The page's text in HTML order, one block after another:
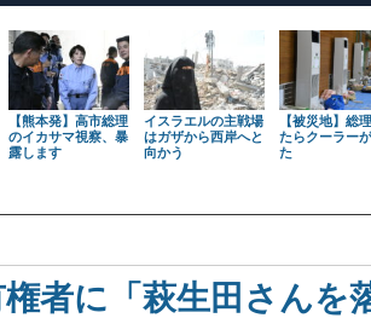
【熊本発】高市総理
のイカサマ視察、暴
露します
イスラエルの主戦場
はガザから西岸へと
向かう
【被災地】総
たらクーラー
た
者に「萩生田さんを